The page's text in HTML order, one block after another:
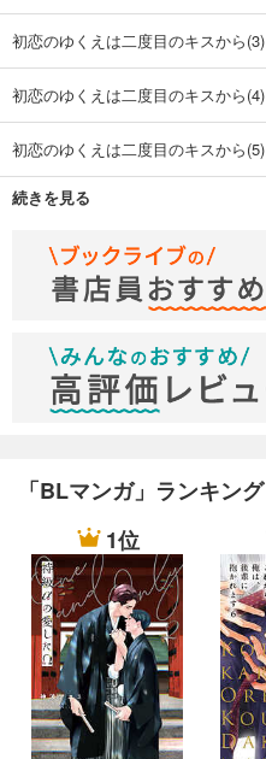
初恋のゆくえは二度目のキスから(3)
初恋のゆくえは二度目のキスから(4)
初恋のゆくえは二度目のキスから(5)
初恋のゆくえは二度目のキスから(6)
続きを見る
「BLマンガ」ランキング
1位